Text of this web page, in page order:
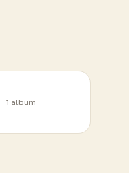
· 1 album